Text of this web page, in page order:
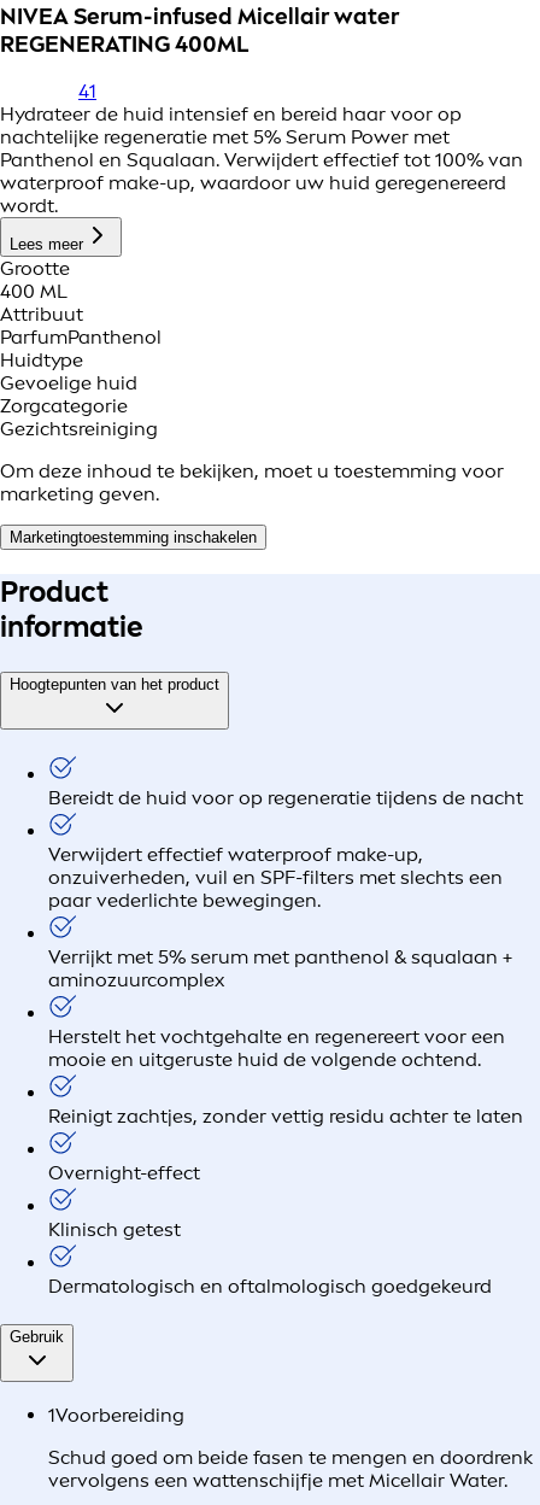
NIVEA Serum-infused Micellair water
REGENERATING 400ML
41
Hydrateer de huid intensief en bereid haar voor op
nachtelijke regeneratie met 5% Serum Power met
Panthenol en Squalaan. Verwijdert effectief tot 100% van
waterproof make-up, waardoor uw huid geregenereerd
wordt.
Lees meer
Grootte
400 ML
Attribuut
ParfumPanthenol
Huidtype
Gevoelige huid
Zorgcategorie
Gezichtsreiniging
Om deze inhoud te bekijken, moet u toestemming voor
marketing geven.
Marketingtoestemming inschakelen
Product
informatie
Hoogtepunten van het product
Bereidt de huid voor op regeneratie tijdens de nacht
Verwijdert effectief waterproof make-up,
onzuiverheden, vuil en SPF-filters met slechts een
paar vederlichte bewegingen.
Verrijkt met 5% serum met panthenol & squalaan +
aminozuurcomplex
Herstelt het vochtgehalte en regenereert voor een
mooie en uitgeruste huid de volgende ochtend.
Reinigt zachtjes, zonder vettig residu achter te laten
Overnight-effect
Klinisch getest
Dermatologisch en oftalmologisch goedgekeurd
Gebruik
1Voorbereiding
Schud goed om beide fasen te mengen en doordrenk
vervolgens een wattenschijfje met Micellair Water.